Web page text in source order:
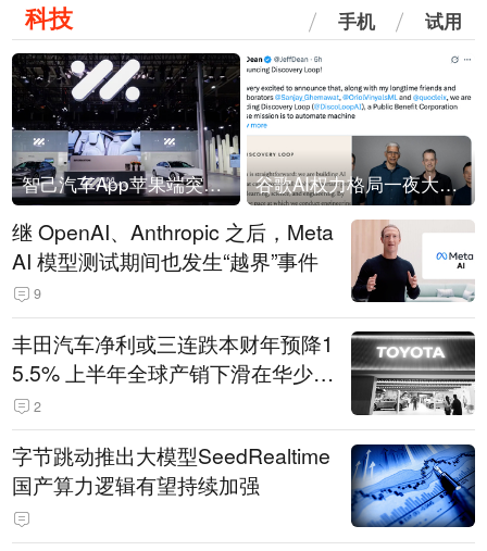
科技 手机 试用
智己汽车App苹果端突然“下架” 谷歌AI权力格局一夜大洗牌
继 OpenAI、Anthropic 之后，Meta
AI 模型测试期间也发生“越界”事件
9
丰田汽车净利或三连跌本财年预降1
5.5% 上半年全球产销下滑在华少卖
14.3万辆
2
字节跳动推出大模型SeedRealtime
国产算力逻辑有望持续加强